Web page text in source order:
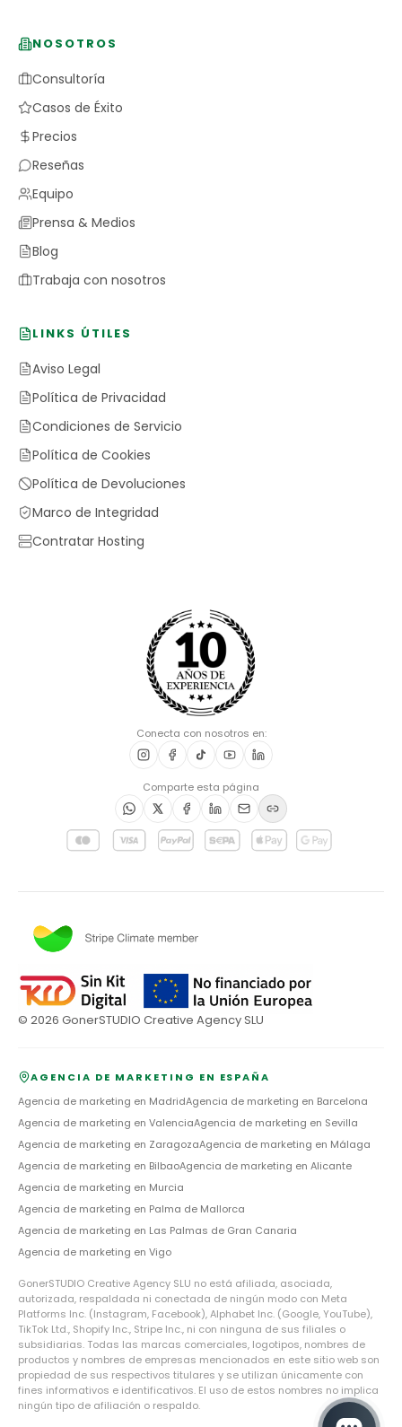
NOSOTROS
Consultoría
Casos de Éxito
Precios
Reseñas
Equipo
Prensa & Medios
Blog
Trabaja con nosotros
LINKS ÚTILES
Aviso Legal
Política de Privacidad
Condiciones de Servicio
Política de Cookies
Política de Devoluciones
Marco de Integridad
Contratar Hosting
Conecta con nosotros en:
Comparte esta página
© 2026 GonerSTUDIO Creative Agency SLU
AGENCIA DE MARKETING EN ESPAÑA
Agencia de marketing en MadridAgencia de marketing en Barcelona
Agencia de marketing en ValenciaAgencia de marketing en Sevilla
Agencia de marketing en ZaragozaAgencia de marketing en Málaga
Agencia de marketing en BilbaoAgencia de marketing en Alicante
Agencia de marketing en Murcia
Agencia de marketing en Palma de Mallorca
Agencia de marketing en Las Palmas de Gran Canaria
Agencia de marketing en Vigo
GonerSTUDIO Creative Agency SLU no está afiliada, asociada,
autorizada, respaldada ni conectada de ningún modo con Meta
Platforms Inc. (Instagram, Facebook), Alphabet Inc. (Google, YouTube),
TikTok Ltd., Shopify Inc., Stripe Inc., ni con ninguna de sus filiales o
subsidiarias. Todas las marcas comerciales, logotipos, nombres de
productos y nombres de empresas mencionados en este sitio web son
propiedad de sus respectivos titulares y se utilizan únicamente con
fines informativos e identificativos. El uso de estos nombres no implica
ningún tipo de afiliación o respaldo.